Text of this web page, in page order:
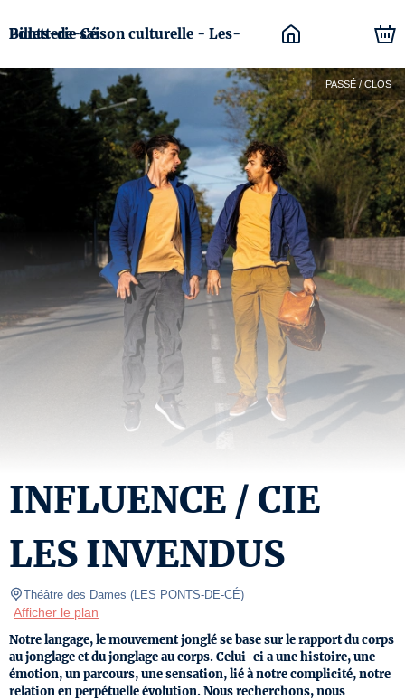
Billetterie saison culturelle - Les-Ponts-de-Cé
PASSÉ / CLOS
INFLUENCE / CIE
LES INVENDUS
Théâtre des Dames (LES PONTS-DE-CÉ)
Afficher le plan
Notre langage, le mouvement jonglé se base sur le rapport du corps
au jonglage et du jonglage au corps. Celui-ci a une histoire, une
émotion, un parcours, une sensation, lié à notre complicité, notre
relation en perpétuelle évolution. Nous recherchons, nous